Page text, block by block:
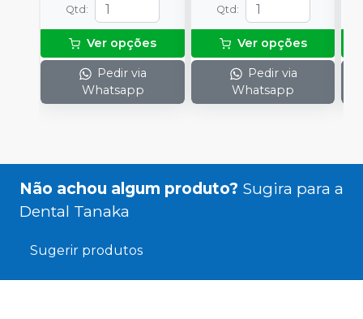
Qtd :
Ver opções
Pedir via
Whatsapp
Qtd :
Ver opções
Pedir via
Whatsapp
Não achou algum produto? Sugira para a
Dental Tanaka
Sugerir produtos